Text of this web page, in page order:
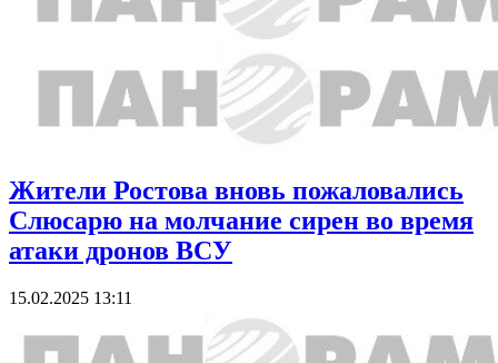
Жители Ростова вновь пожаловались
Слюсарю на молчание сирен во время
атаки дронов ВСУ
15.02.2025 13:11